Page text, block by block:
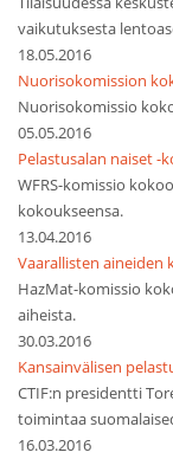
vaikutuksesta
18.05.2016
Nuorisokomission
Nuorisokomissio
05.05.2016
Pelastusalan naiset -
WFRS-komissio
kokoukseensa.
13.04.2016
Vaarallisten aineiden
HazMat-komissio
aiheista.
30.03.2016
Kansainvälisen
CTIF:n presidentti
toimintaa
16.03.2016